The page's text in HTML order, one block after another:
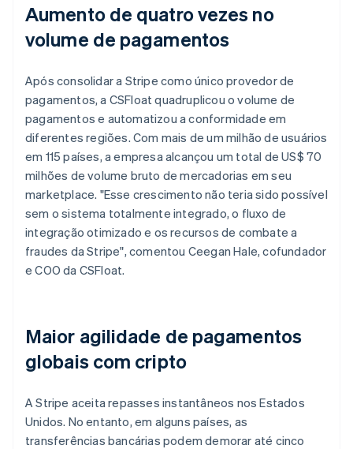
Aumento de quatro vezes no
volume de pagamentos
Após consolidar a Stripe como único provedor de
pagamentos, a CSFloat quadruplicou o volume de
pagamentos e automatizou a conformidade em
diferentes regiões. Com mais de um milhão de usuários
em 115 países, a empresa alcançou um total de US$ 70
milhões de volume bruto de mercadorias em seu
marketplace. "Esse crescimento não teria sido possível
sem o sistema totalmente integrado, o fluxo de
integração otimizado e os recursos de combate a
fraudes da Stripe", comentou Ceegan Hale, cofundador
e COO da CSFloat.
Maior agilidade de pagamentos
globais com cripto
A Stripe aceita repasses instantâneos nos Estados
Unidos. No entanto, em alguns países, as
transferências bancárias podem demorar até cinco